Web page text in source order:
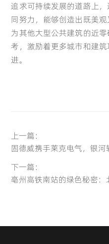
追求可持续发展的道路上
同努力，能够创造出既美
为其他大型公共建筑的近
考，激励着更多城市和建
进。
上一篇：
固德威携手莱克电气，银
下一篇：
亳州高铁南站的绿色秘密